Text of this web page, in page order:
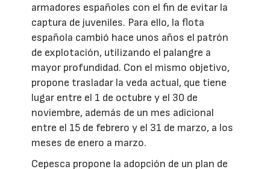
armadores españoles con el fin de evitar la
captura de juveniles. Para ello, la flota
española cambió hace unos años el patrón
de explotación, utilizando el palangre a
mayor profundidad. Con el mismo objetivo,
propone trasladar la veda actual, que tiene
lugar entre el 1 de octubre y el 30 de
noviembre, además de un mes adicional
entre el 15 de febrero y el 31 de marzo, a los
meses de enero a marzo.
Cepesca propone la adopción de un plan de